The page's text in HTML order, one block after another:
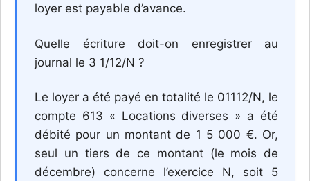
loyer est payable d’avance.
Quelle écriture doit-on enregistrer au
journal le 3 1/12/N ?
Le loyer a été payé en totalité le 01112/N, le
compte 613 « Locations diverses » a été
débité pour un montant de 1 5 000 €. Or,
seul un tiers de ce montant (le mois de
décembre) concerne l’exercice N, soit 5